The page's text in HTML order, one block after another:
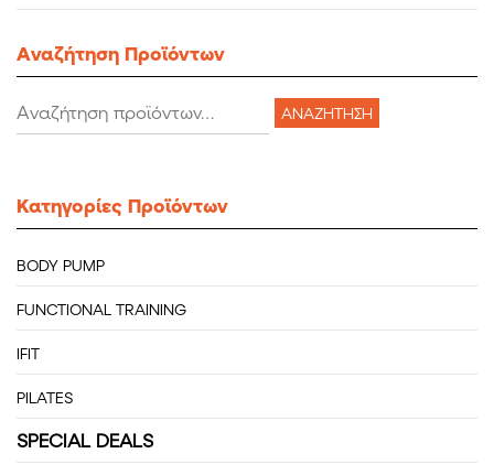
Aναζήτηση Προϊόντων
Αναζήτηση
για:
ΑΝΑΖΉΤΗΣΗ
Κατηγορίες Προϊόντων
BODY PUMP
FUNCTIONAL TRAINING
IFIT
PILATES
SPECIAL DEALS